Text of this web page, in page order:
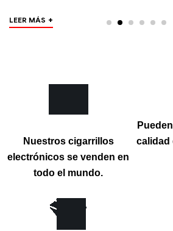
importancia. Da es…
LEER MÁS +
Nuestros cigarrillos
electrónicos se venden en
todo el mundo.
calidad